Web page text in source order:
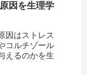
因を生理学
因はストレス
コルチゾール
えるのかを生